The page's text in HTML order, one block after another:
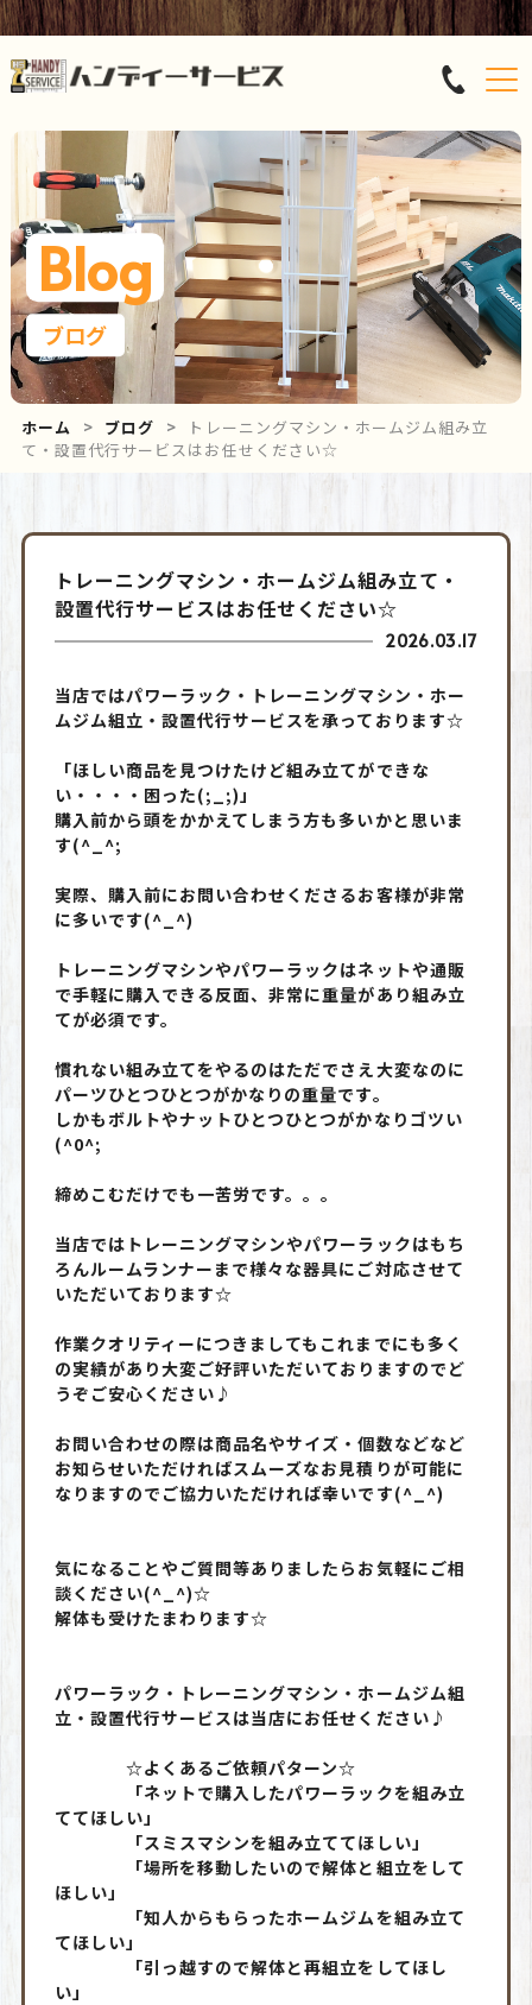
Blog
ブログ
ホーム ブログ
トレーニングマシン・ホームジム組み立
て・設置代行サービスはお任せください☆
トレーニングマシン・ホームジム組み立て・
設置代行サービスはお任せください☆
2026.03.17
当店ではパワーラック・トレーニングマシン・ホー
ムジム組立・設置代行サービスを承っております☆
「ほしい商品を見つけたけど組み立てができな
い・・・・困った(;_;)」
購入前から頭をかかえてしまう方も多いかと思いま
す(^_^;
実際、購入前にお問い合わせくださるお客様が非常
に多いです(^_^)
トレーニングマシンやパワーラックはネットや通販
で手軽に購入できる反面、非常に重量があり組み立
てが必須です。
慣れない組み立てをやるのはただでさえ大変なのに
パーツひとつひとつがかなりの重量です。
しかもボルトやナットひとつひとつがかなりゴツい
(^0^;
締めこむだけでも一苦労です。。。
当店ではトレーニングマシンやパワーラックはもち
ろんルームランナーまで様々な器具にご対応させて
いただいております☆
作業クオリティーにつきましてもこれまでにも多く
の実績があり大変ご好評いただいておりますのでど
うぞご安心ください♪
お問い合わせの際は商品名やサイズ・個数などなど
お知らせいただければスムーズなお見積りが可能に
なりますのでご協力いただければ幸いです(^_^)
気になることやご質問等ありましたらお気軽にご相
談ください(^_^)☆
解体も受けたまわります☆
パワーラック・トレーニングマシン・ホームジム組
立・設置代行サービスは当店にお任せください♪
☆よくあるご依頼パターン☆
「ネットで購入したパワーラックを組み立
ててほしい」
「スミスマシンを組み立ててほしい」
「場所を移動したいので解体と組立をして
ほしい」
「知人からもらったホームジムを組み立て
てほしい」
「引っ越すので解体と再組立をしてほし
い」